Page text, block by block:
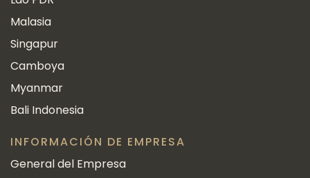
Malasia
Singapur
Camboya
Myanmar
Bali Indonesia
INFORMACIÓN DE EMPRESA
General del Empresa